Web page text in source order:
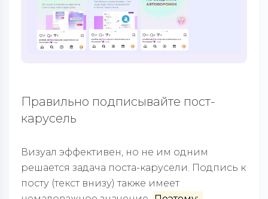
Правильно подписывайте пост-
карусель
Визуал эффективен, но не им одним
решается задача поста-карусели. Подпись к
посту (текст внизу) также имеет